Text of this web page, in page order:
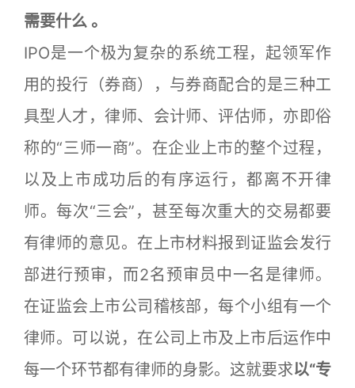
需要什么 。
IPO是一个极为复杂的系统工程，起领军作
用的投行（券商），与券商配合的是三种工
具型人才，律师、会计师、评估师，亦即俗
称的“三师一商”。在企业上市的整个过程，
以及上市成功后的有序运行，都离不开律
师。每次“三会”，甚至每次重大的交易都要
有律师的意见。在上市材料报到证监会发行
部进行预审，而2名预审员中一名是律师。
在证监会上市公司稽核部，每个小组有一个
律师。可以说，在公司上市及上市后运作中
每一个环节都有律师的身影。这就要求以“专